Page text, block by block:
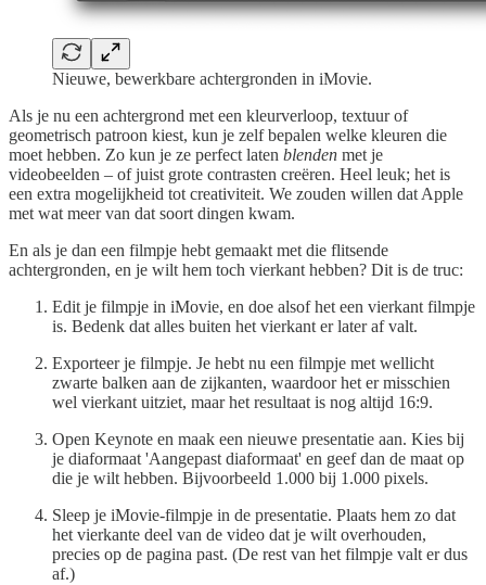
Nieuwe, bewerkbare achtergronden in iMovie.
Als je nu een achtergrond met een kleurverloop, textuur of
geometrisch patroon kiest, kun je zelf bepalen welke kleuren die
moet hebben. Zo kun je ze perfect laten blenden met je
videobeelden – of juist grote contrasten creëren. Heel leuk; het is
een extra mogelijkheid tot creativiteit. We zouden willen dat Apple
met wat meer van dat soort dingen kwam.
En als je dan een filmpje hebt gemaakt met die flitsende
achtergronden, en je wilt hem toch vierkant hebben? Dit is de truc:
Edit je filmpje in iMovie, en doe alsof het een vierkant filmpje
is. Bedenk dat alles buiten het vierkant er later af valt.
Exporteer je filmpje. Je hebt nu een filmpje met wellicht
zwarte balken aan de zijkanten, waardoor het er misschien
wel vierkant uitziet, maar het resultaat is nog altijd 16:9.
Open Keynote en maak een nieuwe presentatie aan. Kies bij
je diaformaat 'Aangepast diaformaat' en geef dan de maat op
die je wilt hebben. Bijvoorbeeld 1.000 bij 1.000 pixels.
Sleep je iMovie-filmpje in de presentatie. Plaats hem zo dat
het vierkante deel van de video dat je wilt overhouden,
precies op de pagina past. (De rest van het filmpje valt er dus
af.)